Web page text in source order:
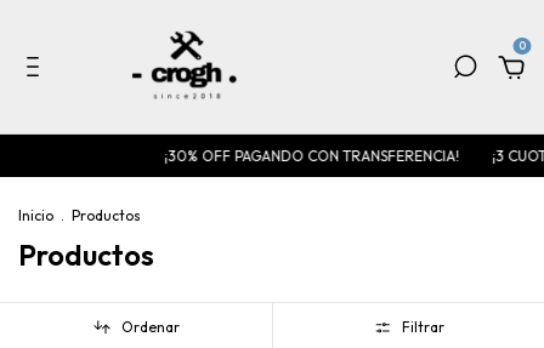
0
¡30% OFF PAGANDO CON TRANSFERENCIA! ¡3 CUOTAS SIN
Inicio . Productos
Productos
Ordenar Filtrar